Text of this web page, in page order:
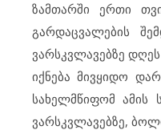
ზამთარში ერთი
გარდაცვალების
ვარსკვლავებზე
იქნება მივყიდო
სახელმწიფომ ამის
ვარსკვლავებზე,